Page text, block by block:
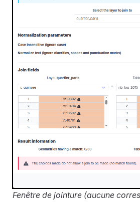
Fenêtre de jointure (aucune